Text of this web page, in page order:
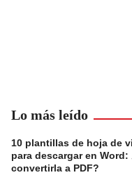
Lo más leído
10 plantillas de hoja de
para descargar en Word:
convertirla a PDF?